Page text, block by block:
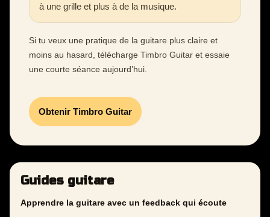
à une grille et plus à de la musique.
Si tu veux une pratique de la guitare plus claire et
moins au hasard, télécharge Timbro Guitar et essaie
une courte séance aujourd’hui.
Obtenir Timbro Guitar
Guides guitare
Apprendre la guitare avec un feedback qui écoute